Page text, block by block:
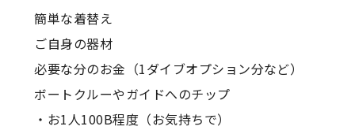
簡単な着替え
ご自身の器材
必要な分のお金（1ダイブオプション分など）
ボートクルーやガイドへのチップ
・お1人100B程度（お気持ちで）